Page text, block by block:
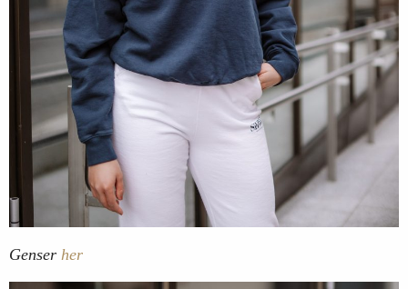
Genser her